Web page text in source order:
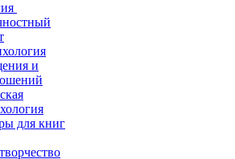
и
для книг